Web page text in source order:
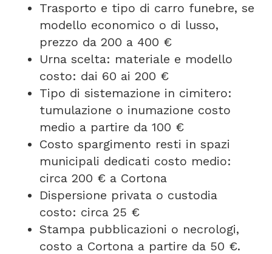
Trasporto e tipo di carro funebre, se
modello economico o di lusso,
prezzo da 200 a 400 €
Urna scelta: materiale e modello
costo: dai 60 ai 200 €
Tipo di sistemazione in cimitero:
tumulazione o inumazione costo
medio a partire da 100 €
Costo spargimento resti in spazi
municipali dedicati costo medio:
circa 200 € a Cortona
Dispersione privata o custodia
costo: circa 25 €
Stampa pubblicazioni o necrologi,
costo a Cortona a partire da 50 €.